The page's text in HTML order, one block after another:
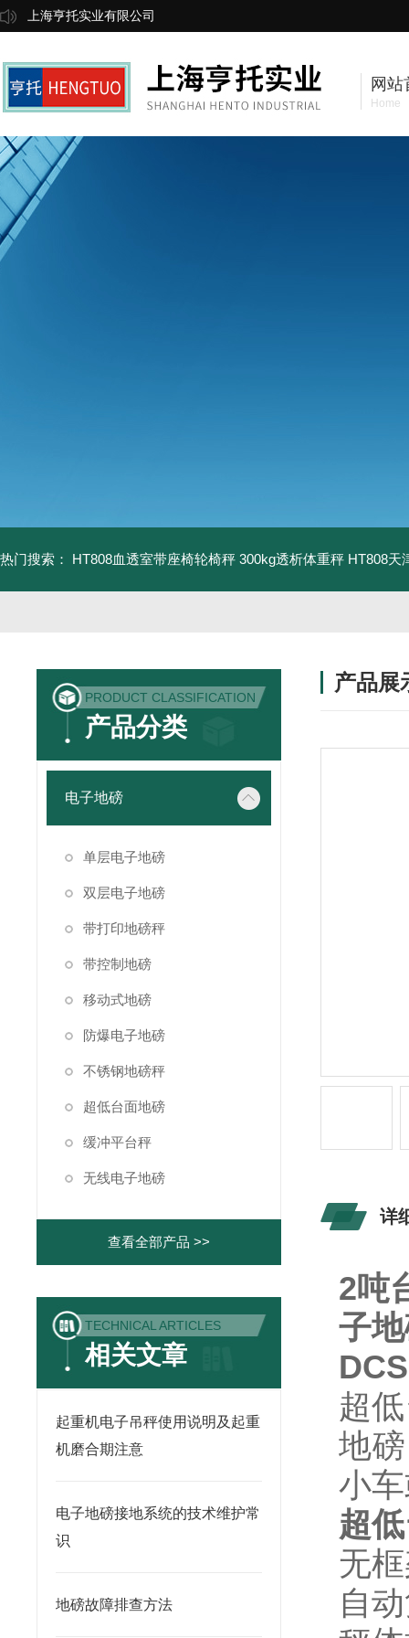
上海亨托实业有限公司
网站
Home
热门搜索： HT808血透室带座椅轮椅秤 300kg透析体重秤 HT808天
PRODUCT CLASSIFICATION
产品分类
电子地磅
单层电子地磅
双层电子地磅
带打印地磅秤
带控制地磅
移动式地磅
防爆电子地磅
不锈钢地磅秤
超低台面地磅
缓冲平台秤
无线电子地磅
查看全部产品 >>
TECHNICAL ARTICLES
相关文章
起重机电子吊秤使用说明及起重
机磨合期注意
电子地磅接地系统的技术维护常
识
地磅故障排查方法
产品展
详
2吨
子
超
地磅
小
超
无
自